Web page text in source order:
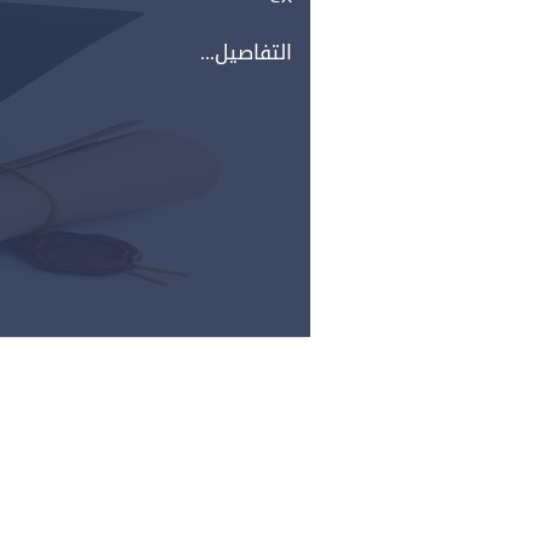
التفاصيل...